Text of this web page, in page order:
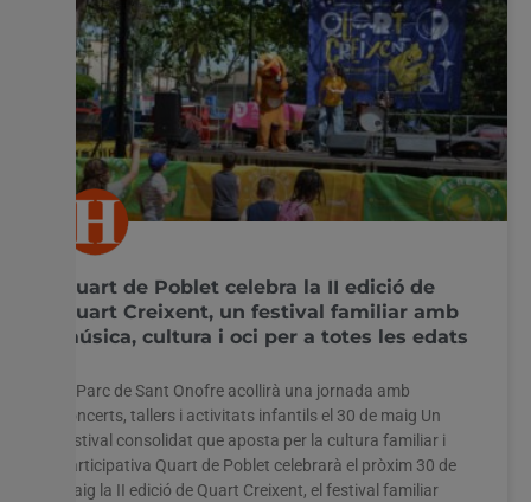
Quart de Poblet celebra la II edició de
Quart Creixent, un festival familiar amb
música, cultura i oci per a totes les edats
El Parc de Sant Onofre acollirà una jornada amb
concerts, tallers i activitats infantils el 30 de maig Un
festival consolidat que aposta per la cultura familiar i
participativa Quart de Poblet celebrarà el pròxim 30 de
maig la II edició de Quart Creixent, el festival familiar
l'experiència més rellevant recordant les vostres preferències
i visites repetides. En fer clic a "Acceptar-ho tot", accepteu
l'ús de TOTES les cookies. Tanmateix, podeu visitar
"Configuració de les galetes" per proporcionar un
consentiment controlat.